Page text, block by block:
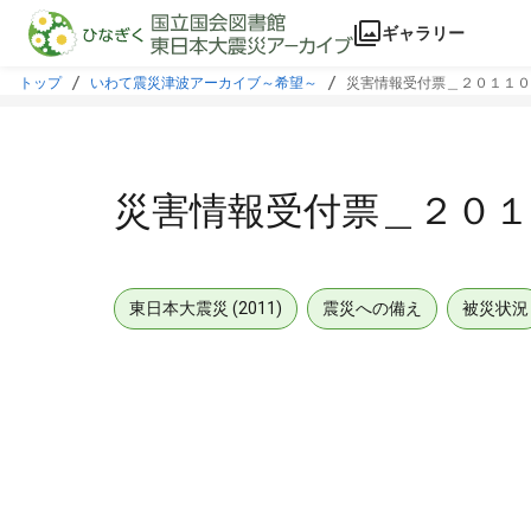
本文に飛ぶ
ギャラリー
トップ いわて震災津波アーカイブ～希望～ 災害情報受付票＿２０１１
災害情報受付票＿２０
東日本大震災 (2011) 震災への備え 被災状況